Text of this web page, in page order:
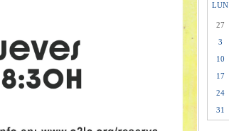
LUN
27
3
10
17
24
31